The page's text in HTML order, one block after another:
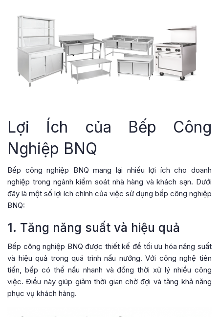
Lợi Ích của Bếp Công
Nghiệp BNQ
Bếp công nghiệp BNQ mang lại nhiều lợi ích cho doanh
nghiệp trong ngành kiểm soát nhà hàng và khách sạn. Dưới
đây là một số lợi ích chính của việc sử dụng bếp công nghiệp
BNQ:
1. Tăng năng suất và hiệu quả
Bếp công nghiệp BNQ được thiết kế để tối ưu hóa năng suất
và hiệu quả trong quá trình nấu nướng. Với công nghệ tiên
tiến, bếp có thể nấu nhanh và đồng thời xử lý nhiều công
việc. Điều này giúp giảm thời gian chờ đợi và tăng khả năng
phục vụ khách hàng.